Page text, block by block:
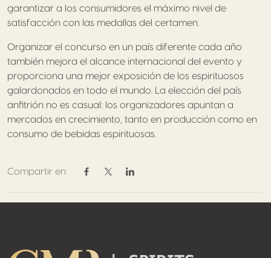
garantizar a los consumidores el máximo nivel de
satisfacción con las medallas del certamen.
Organizar el concurso en un país diferente cada año
también mejora el alcance internacional del evento y
proporciona una mejor exposición de los espirituosos
galardonados en todo el mundo. La elección del país
anfitrión no es casual: los organizadores apuntan a
mercados en crecimiento, tanto en producción como en
consumo de bebidas espirituosas.
Compartir en
Compartir en Facebook
Compartir en Twitter / X
Compartir en Linkedin